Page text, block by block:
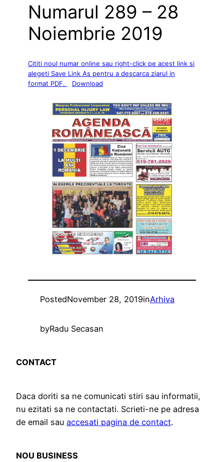
Numarul 289 – 28
Noiembrie 2019
Cititi noul numar online sau right-click pe acest link si
alegeti Save Link As pentru a descarca ziarul in
format PDF.
Download
PostedNovember 28, 2019inArhiva
byRadu Secasan
CONTACT
Daca doriti sa ne comunicati stiri sau informatii,
nu ezitati sa ne contactati. Scrieti-ne pe adresa
de email sau accesati pagina de contact.
NOU BUSINESS